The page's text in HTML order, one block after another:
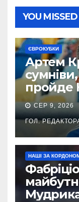
YOU MISSED
ЄВРОКУБКИ
Артем
пройде
СЕР 9, 2026
ГОЛ.
НАШІ ЗА